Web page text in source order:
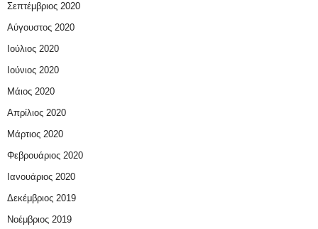
Σεπτέμβριος 2020
Αύγουστος 2020
Ιούλιος 2020
Ιούνιος 2020
Μάιος 2020
Απρίλιος 2020
Μάρτιος 2020
Φεβρουάριος 2020
Ιανουάριος 2020
Δεκέμβριος 2019
Νοέμβριος 2019